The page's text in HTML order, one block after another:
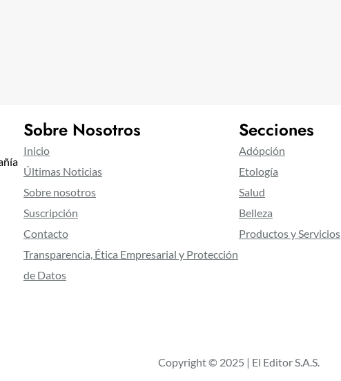
Sobre Nosotros
Inicio
Últimas Noticias
Sobre nosotros
Suscripción
Contacto
Transparencia, Ética Empresarial y Protección
de Datos
Secciones
Adópción
Etología
Salud
Belleza
Productos y Servicios
Copyright © 2025 | El Editor S.A.S.